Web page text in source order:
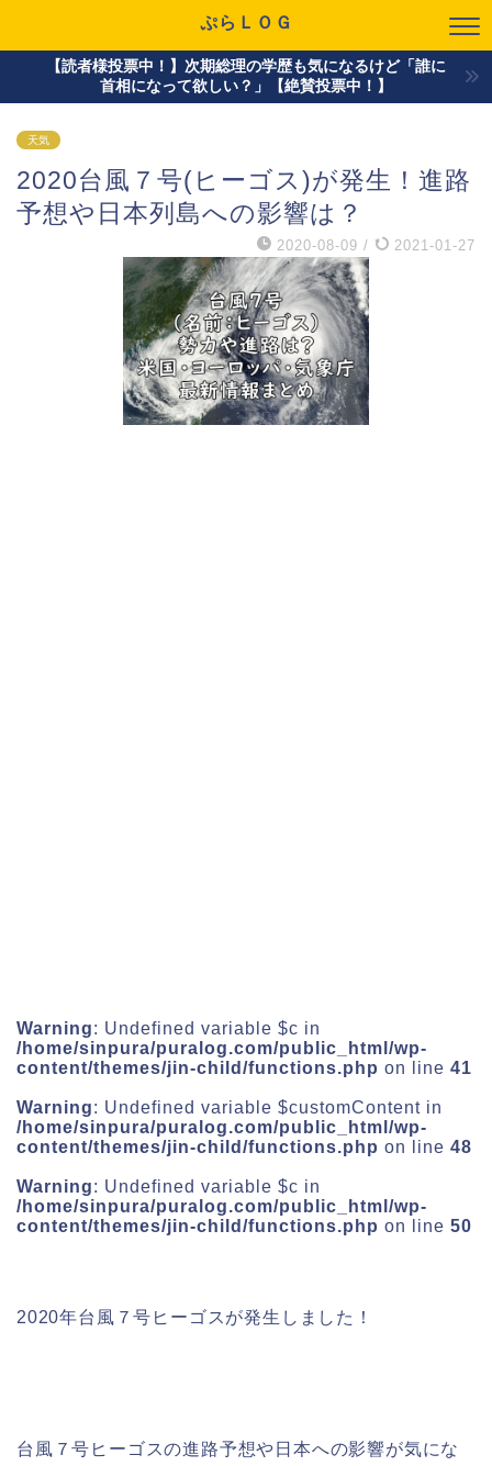
ぷらＬＯＧ
【読者様投票中！】次期総理の学歴も気になるけど「誰に
首相になって欲しい？」【絶賛投票中！】
天気
2020台風７号(ヒーゴス)が発生！進路
予想や日本列島への影響は？
2020-08-09 / 2021-01-27
Warning: Undefined variable $c in
/home/sinpura/puralog.com/public_html/wp-
content/themes/jin-child/functions.php on line 41
Warning: Undefined variable $customContent in
/home/sinpura/puralog.com/public_html/wp-
content/themes/jin-child/functions.php on line 48
Warning: Undefined variable $c in
/home/sinpura/puralog.com/public_html/wp-
content/themes/jin-child/functions.php on line 50
2020年台風７号ヒーゴスが発生 しました！
台風７号ヒーゴスの進路予想や日本への影響が気にな